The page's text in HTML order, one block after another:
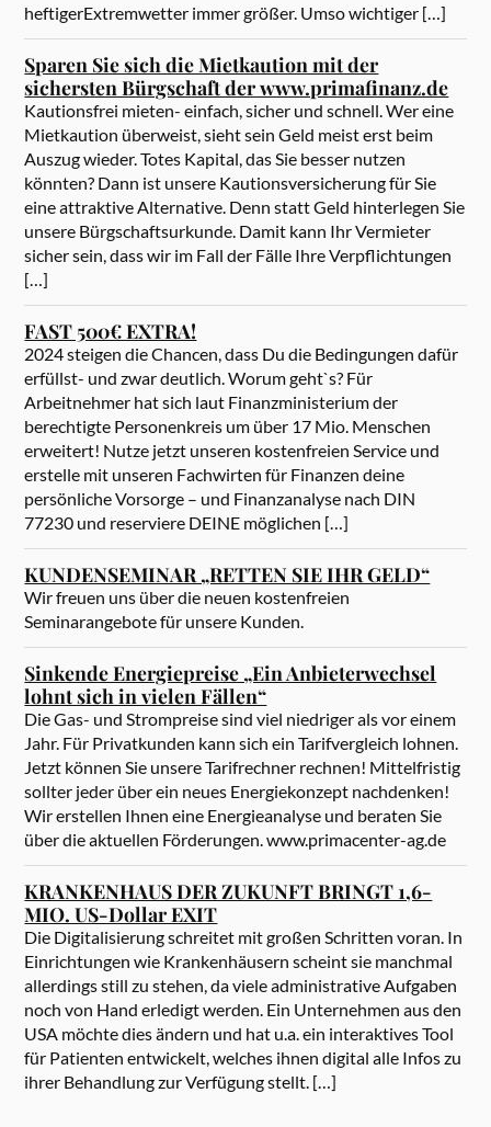
heftigerExtremwetter immer größer. Umso wichtiger […]
Sparen Sie sich die Mietkaution mit der
sichersten Bürgschaft der www.primafinanz.de
Kautionsfrei mieten- einfach, sicher und schnell. Wer eine
Mietkaution überweist, sieht sein Geld meist erst beim
Auszug wieder. Totes Kapital, das Sie besser nutzen
könnten? Dann ist unsere Kautionsversicherung für Sie
eine attraktive Alternative. Denn statt Geld hinterlegen Sie
unsere Bürgschaftsurkunde. Damit kann Ihr Vermieter
sicher sein, dass wir im Fall der Fälle Ihre Verpflichtungen
[…]
FAST 500€ EXTRA!
2024 steigen die Chancen, dass Du die Bedingungen dafür
erfüllst- und zwar deutlich. Worum geht`s? Für
Arbeitnehmer hat sich laut Finanzministerium der
berechtigte Personenkreis um über 17 Mio. Menschen
erweitert! Nutze jetzt unseren kostenfreien Service und
erstelle mit unseren Fachwirten für Finanzen deine
persönliche Vorsorge – und Finanzanalyse nach DIN
77230 und reserviere DEINE möglichen […]
KUNDENSEMINAR „RETTEN SIE IHR GELD“
Wir freuen uns über die neuen kostenfreien
Seminarangebote für unsere Kunden.
Sinkende Energiepreise „Ein Anbieterwechsel
lohnt sich in vielen Fällen“
Die Gas- und Strompreise sind viel niedriger als vor einem
Jahr. Für Privatkunden kann sich ein Tarifvergleich lohnen.
Jetzt können Sie unsere Tarifrechner rechnen! Mittelfristig
sollter jeder über ein neues Energiekonzept nachdenken!
Wir erstellen Ihnen eine Energieanalyse und beraten Sie
über die aktuellen Förderungen. www.primacenter-ag.de
KRANKENHAUS DER ZUKUNFT BRINGT 1,6-
MIO. US-Dollar EXIT
Die Digitalisierung schreitet mit großen Schritten voran. In
Einrichtungen wie Krankenhäusern scheint sie manchmal
allerdings still zu stehen, da viele administrative Aufgaben
noch von Hand erledigt werden. Ein Unternehmen aus den
USA möchte dies ändern und hat u.a. ein interaktives Tool
für Patienten entwickelt, welches ihnen digital alle Infos zu
ihrer Behandlung zur Verfügung stellt. […]